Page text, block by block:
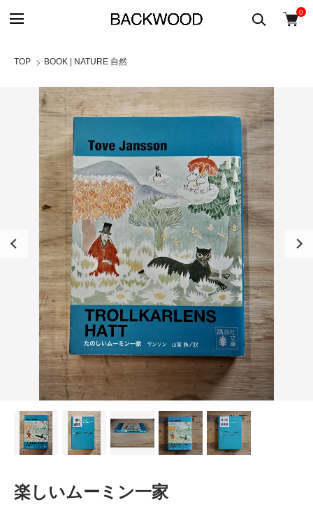
0
TOP BOOK | NATURE 自然
楽しいムーミン一家